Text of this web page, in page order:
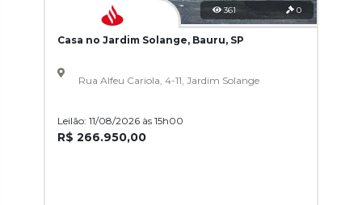
361 0
Casa no Jardim Solange, Bauru, SP
Rua Alfeu Cariola, 4-11, Jardim Solange
Leilão: 11/08/2026 às 15h00
R$ 266.950,00